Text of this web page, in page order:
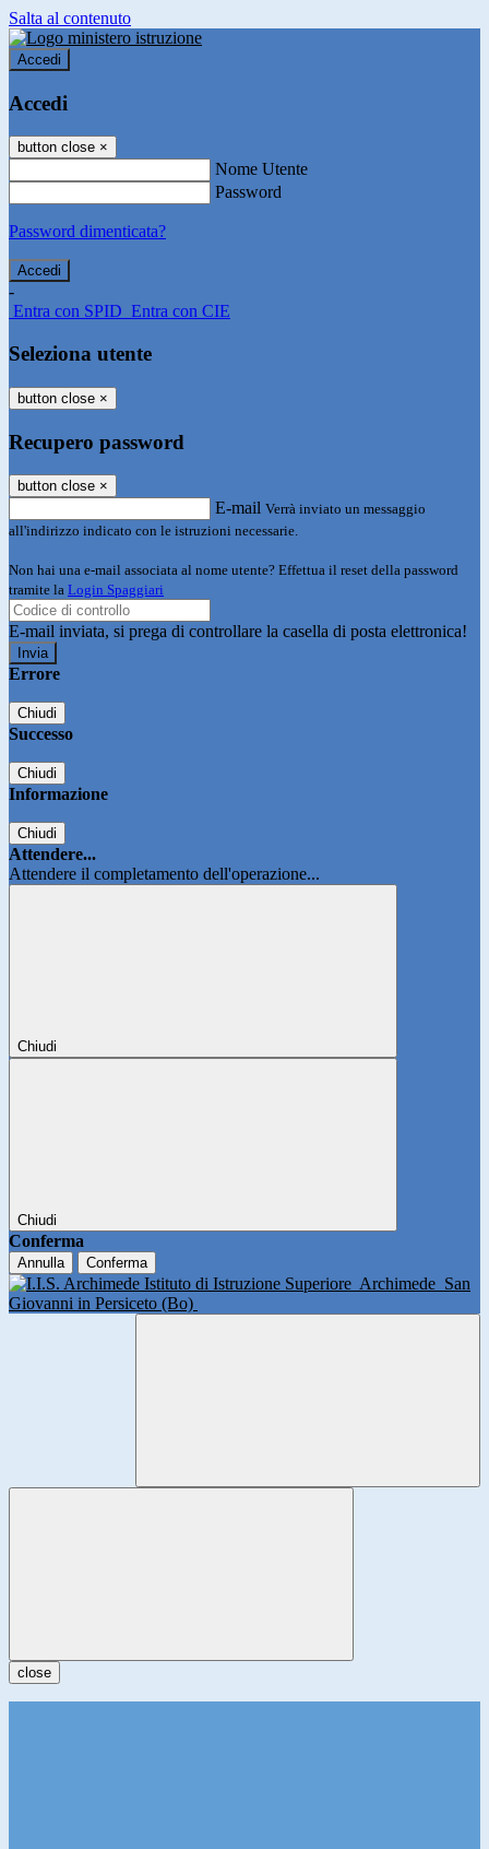
Salta al contenuto
Accedi
Accedi
button close ×
Nome Utente
Password
Password dimenticata?
-
Entra con SPID Entra con CIE
Seleziona utente
button close ×
Recupero password
button close ×
E-mail Verrà inviato un messaggio
all'indirizzo indicato con le istruzioni necessarie.
Non hai una e-mail associata al nome utente? Effettua il reset della password
tramite la Login Spaggiari
E-mail inviata, si prega di controllare la casella di posta elettronica!
Errore
Chiudi
Successo
Chiudi
Informazione
Chiudi
Attendere...
Attendere il completamento dell'operazione...
Chiudi
Chiudi
Conferma
Annulla Conferma
Istituto di Istruzione Superiore Archimede San
Giovanni in Persiceto (Bo)
close